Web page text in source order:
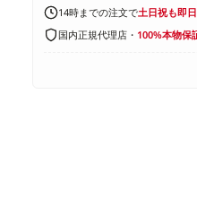
14時までの注文で土日祝も即
国内正規代理店・ 100%本物保